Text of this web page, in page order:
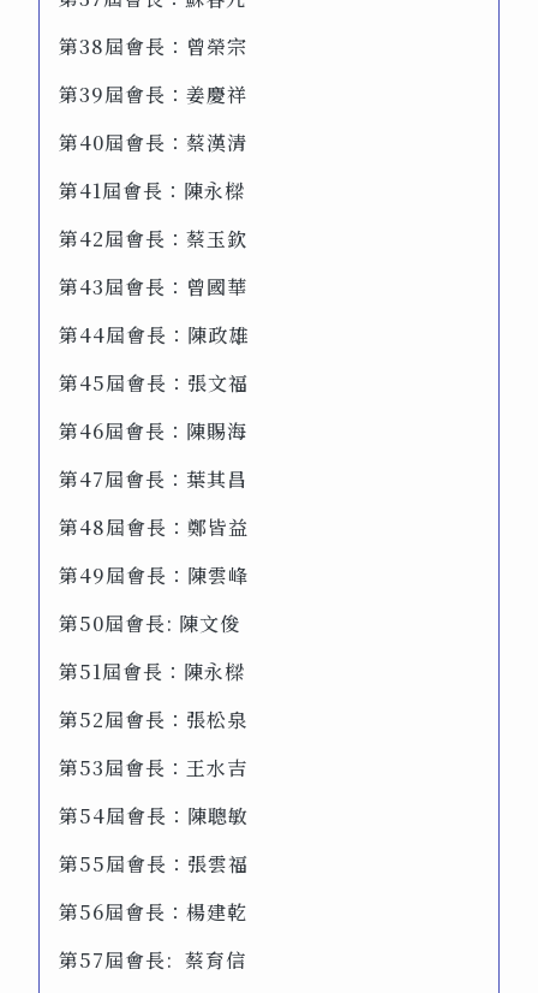
第38屆會長：曾榮宗
第39屆會長：姜慶祥
第40屆會長：蔡漢清
第41屆會長：陳永樑
第42屆會長：蔡玉欽
第43屆會長：曾國華
第44屆會長：陳政雄
第45屆會長：張文福
第46屆會長：陳賜海
第47屆會長：葉其昌
第48屆會長：鄭皆益
第49屆會長：陳雲峰
第50屆會長: 陳文俊
第51屆會長：陳永樑
第52屆會長：張松泉
第53屆會長：王水吉
第54屆會長：陳聰敏
第55屆會長：張雲福
第56屆會長：楊建乾
第57屆會長: 蔡育信